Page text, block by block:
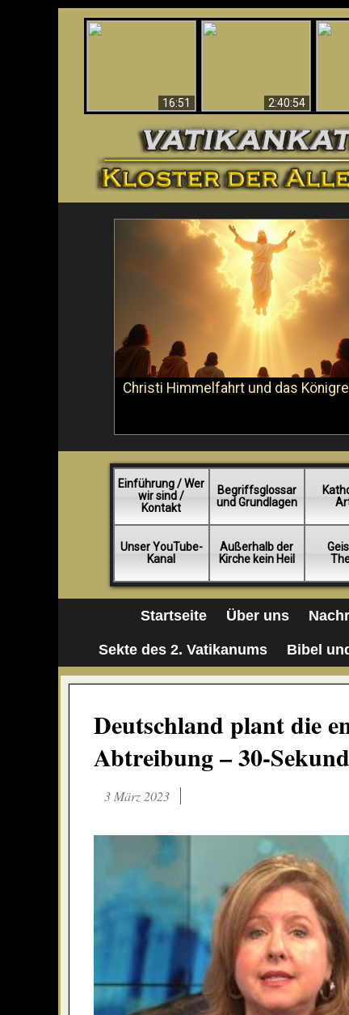
16:51
2:40:54
Christi Himmelfahrt und das
Einführung / Wer
wir sind /
Kontakt
Begriffsglossar
und Grundlagen
Unser YouTube-
Kanal
Außerhalb der
Kirche kein Heil
Startseite Über uns
Sekte des 2. Vatikanums Bibel
Deutschland plant die
Abtreibung – 30-
3 März 2023